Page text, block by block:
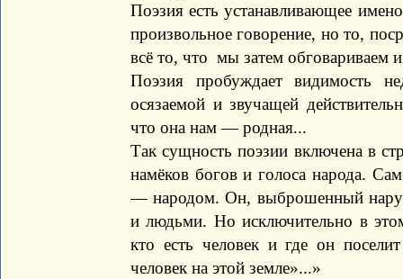
Поэзия есть устанавливающее
произвольное говорение, но то,
всё то, что мы затем обговариваем
Поэзия пробуждает видимость
осязаемой и звучащей
что она нам — родная...
Так сущность поэзии включена в
намёков богов и голоса народа.
— народом. Он, выброшенный
и людьми. Но исключительно в
кто есть человек и где он
человек на этой земле»...»